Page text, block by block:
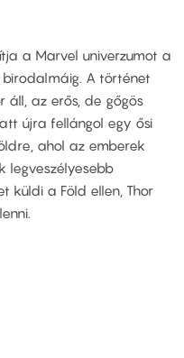
a Marvel univerzumot a
birodalmáig. A történet
áll, az erős, de gőgös
újra fellángol egy ősi
ahol az emberek
legveszélyesebb
küldi a Föld ellen, Thor